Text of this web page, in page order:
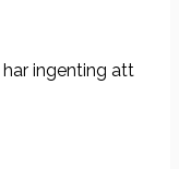
ingenting att